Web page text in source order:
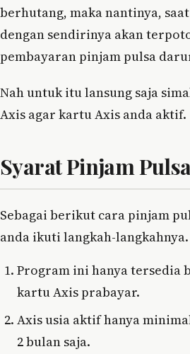
berhutang, maka nantinya,
dengan sendirinya akan
pembayaran pinjam pulsa
Nah untuk itu lansung saja
Axis agar kartu Axis anda aktif.
Syarat Pinjam
Sebagai berikut cara pinjam
anda ikuti langkah-langkahnya.
Program ini hanya tersedia
kartu Axis prabayar.
Axis usia aktif hanya
2 bulan saja.